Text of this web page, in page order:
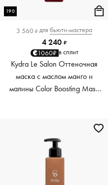
190
3 560 ₽ для бьюти-мастера
4 240 ₽
1060₽ в сплит
Kydra Le Salon Оттеночная
маска с маслом манго и
малины Color Boosting Mask